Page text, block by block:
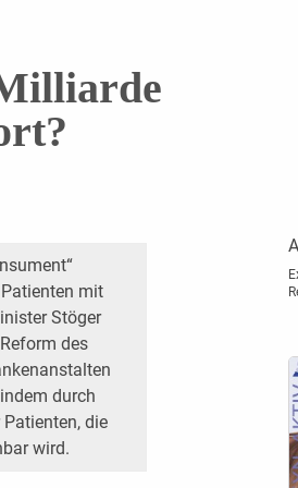
mit
Stöger
des
durch
die
wird.